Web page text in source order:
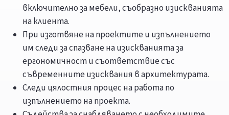
включително за мебели, съобразно изискванията
на клиента.
При изготвяне на проектите и изпълнението
им следи за спазване на изискванията за
ергономичност и съответствие със
съвременните изисквания в архитектурата.
Следи цялостния процес на работа по
изпълнението на проекта.